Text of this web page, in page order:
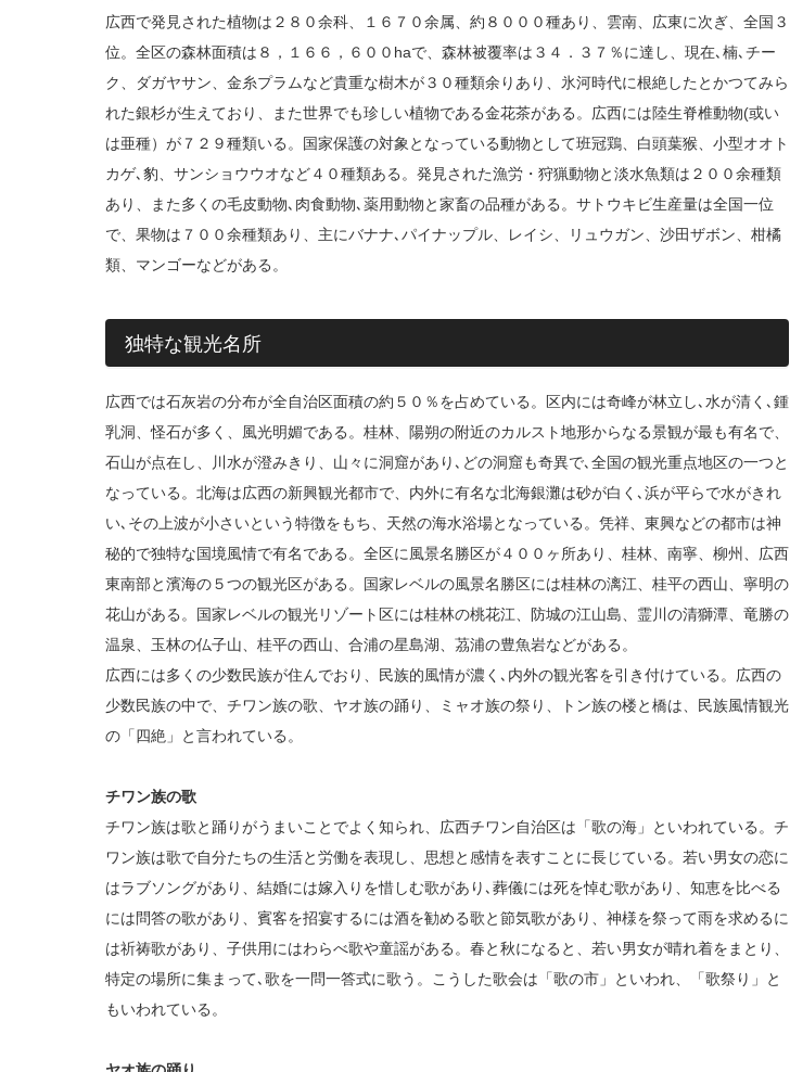
広西で発見された植物は２８０余科、１６７０余属、約８０００種あり、雲南、広東に次ぎ、全国３
位。全区の森林面積は８，１６６，６００haで、森林被覆率は３４．３７％に達し、現在､楠､チー
ク、ダガヤサン、金糸プラムなど貴重な樹木が３０種類余りあり、氷河時代に根絶したとかつてみら
れた銀杉が生えており、また世界でも珍しい植物である金花茶がある。広西には陸生脊椎動物(或い
は亜種）が７２９種類いる。国家保護の対象となっている動物として班冠鶏、白頭葉猴、小型オオト
カゲ､豹、サンショウウオなど４０種類ある。発見された漁労・狩猟動物と淡水魚類は２００余種類
あり、また多くの毛皮動物､肉食動物､薬用動物と家畜の品種がある。サトウキビ生産量は全国一位
で、果物は７００余種類あり、主にバナナ､パイナップル、レイシ、リュウガン、沙田ザボン、柑橘
類、マンゴーなどがある。
独特な観光名所
広西では石灰岩の分布が全自治区面積の約５０％を占めている。区内には奇峰が林立し､水が清く､鍾
乳洞、怪石が多く、風光明媚である。桂林、陽朔の附近のカルスト地形からなる景観が最も有名で、
石山が点在し、川水が澄みきり、山々に洞窟があり､どの洞窟も奇異で､全国の観光重点地区の一つと
なっている。北海は広西の新興観光都市で、内外に有名な北海銀灘は砂が白く､浜が平らで水がきれ
い､その上波が小さいという特徴をもち、天然の海水浴場となっている。凭祥、東興などの都市は神
秘的で独特な国境風情で有名である。全区に風景名勝区が４００ヶ所あり、桂林、南寧、柳州、広西
東南部と濱海の５つの観光区がある。国家レベルの風景名勝区には桂林の漓江、桂平の西山、寧明の
花山がある。国家レベルの観光リゾート区には桂林の桃花江、防城の江山島、霊川の清獅潭、竜勝の
温泉、玉林の仏子山、桂平の西山、合浦の星島湖、茘浦の豊魚岩などがある。
広西には多くの少数民族が住んでおり、民族的風情が濃く､内外の観光客を引き付けている。広西の
少数民族の中で、チワン族の歌、ヤオ族の踊り、ミャオ族の祭り、トン族の楼と橋は、民族風情観光
の「四絶」と言われている。
チワン族の歌
チワン族は歌と踊りがうまいことでよく知られ、広西チワン自治区は「歌の海」といわれている。チ
ワン族は歌で自分たちの生活と労働を表現し、思想と感情を表すことに長じている。若い男女の恋に
はラブソングがあり、結婚には嫁入りを惜しむ歌があり､葬儀には死を悼む歌があり、知恵を比べる
には問答の歌があり、賓客を招宴するには酒を勧める歌と節気歌があり、神様を祭って雨を求めるに
は祈祷歌があり、子供用にはわらべ歌や童謡がある。春と秋になると、若い男女が晴れ着をまとり、
特定の場所に集まって､歌を一問一答式に歌う。こうした歌会は「歌の市」といわれ、「歌祭り」と
もいわれている。